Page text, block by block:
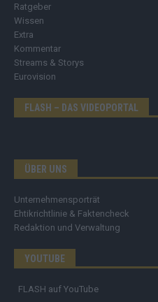
Ratgeber
Wissen
Extra
Kommentar
Streams & Storys
Eurovision
FLASH – DAS VIDEOPORTAL
ÜBER UNS
Unternehmensporträt
Ehtikrichtlinie & Faktencheck
Redaktion und Verwaltung
YOUTUBE
FLASH auf YouTube